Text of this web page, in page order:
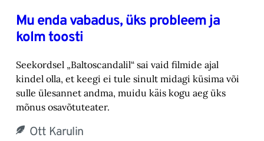
Mu enda vabadus, üks probleem ja
kolm toosti
Seekordsel „Baltoscandalil“ sai vaid filmide ajal
kindel olla, et keegi ei tule sinult midagi küsima või
sulle ülesannet andma, muidu käis kogu aeg üks
mõnus osavõtuteater.
Ott Karulin